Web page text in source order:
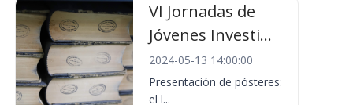
VI Jornadas de
Jóvenes Investi...
2024-05-13 14:00:00
Presentación de pósteres:
el l...